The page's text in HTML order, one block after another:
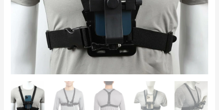
Action-
Aufnahmen,
Radsport
Vlogging
Menge